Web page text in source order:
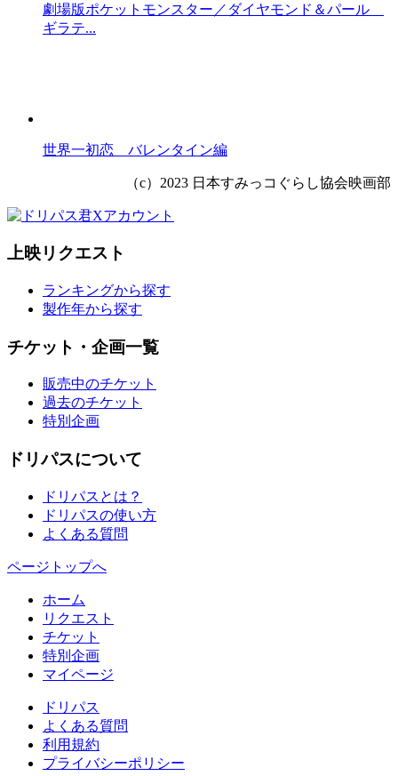
劇場版ポケットモンスター／ダイヤモンド＆パール
ギラテ...
世界一初恋 バレンタイン編
（c）2023 日本すみっコぐらし協会映画部
上映リクエスト
ランキングから探す
製作年から探す
チケット・企画一覧
販売中のチケット
過去のチケット
特別企画
ドリパスについて
ドリパスとは？
ドリパスの使い方
よくある質問
ページトップへ
ホーム
リクエスト
チケット
特別企画
マイページ
ドリパス
よくある質問
利用規約
プライバシーポリシー